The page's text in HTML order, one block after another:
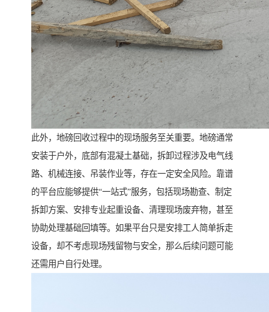
此外，地磅回收过程中的现场服务至关重要。地磅通常
安装于户外，底部有混凝土基础，拆卸过程涉及电气线
路、机械连接、吊装作业等，存在一定安全风险。靠谱
的平台应能够提供“一站式”服务，包括现场勘查、制定
拆卸方案、安排专业起重设备、清理现场废弃物，甚至
协助处理基础回填等。如果平台只是安排工人简单拆走
设备，却不考虑现场残留物与安全，那么后续问题可能
还需用户自行处理。